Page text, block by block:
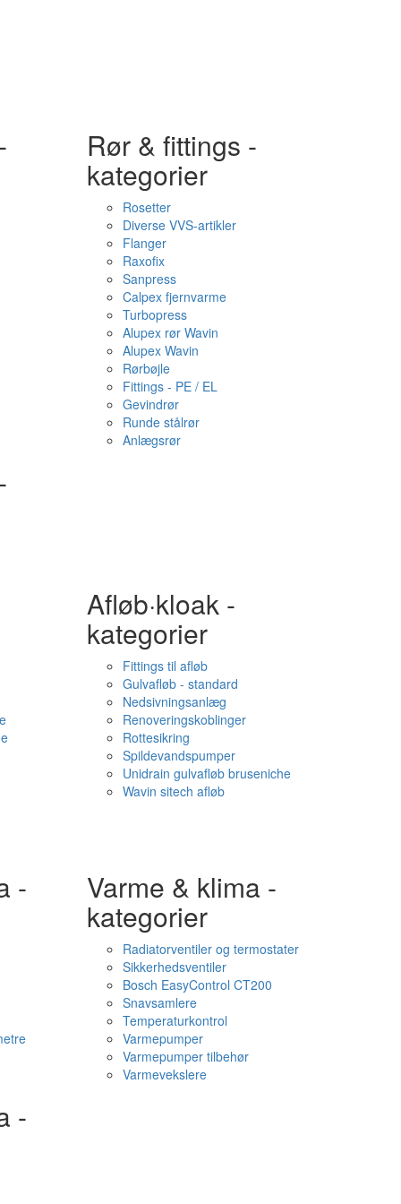
Rør & fittings -
kategorier
Rosetter
Diverse VVS-artikler
Flanger
Raxofix
Sanpress
Calpex fjernvarme
Turbopress
Alupex rør Wavin
Alupex Wavin
Rørbøjle
Fittings - PE / EL
Gevindrør
Runde stålrør
Anlægsrør
Afløb·kloak -
kategorier
Fittings til afløb
Gulvafløb - standard
Nedsivningsanlæg
Renoveringskoblinger
Rottesikring
Spildevandspumper
Unidrain gulvafløb bruseniche
Wavin sitech afløb
- Varme & klima -
kategorier
Radiatorventiler og termostater
Sikkerhedsventiler
Bosch EasyControl CT200
Snavsamlere
Temperaturkontrol
Varmepumper
Varmepumper tilbehør
Varmevekslere
-